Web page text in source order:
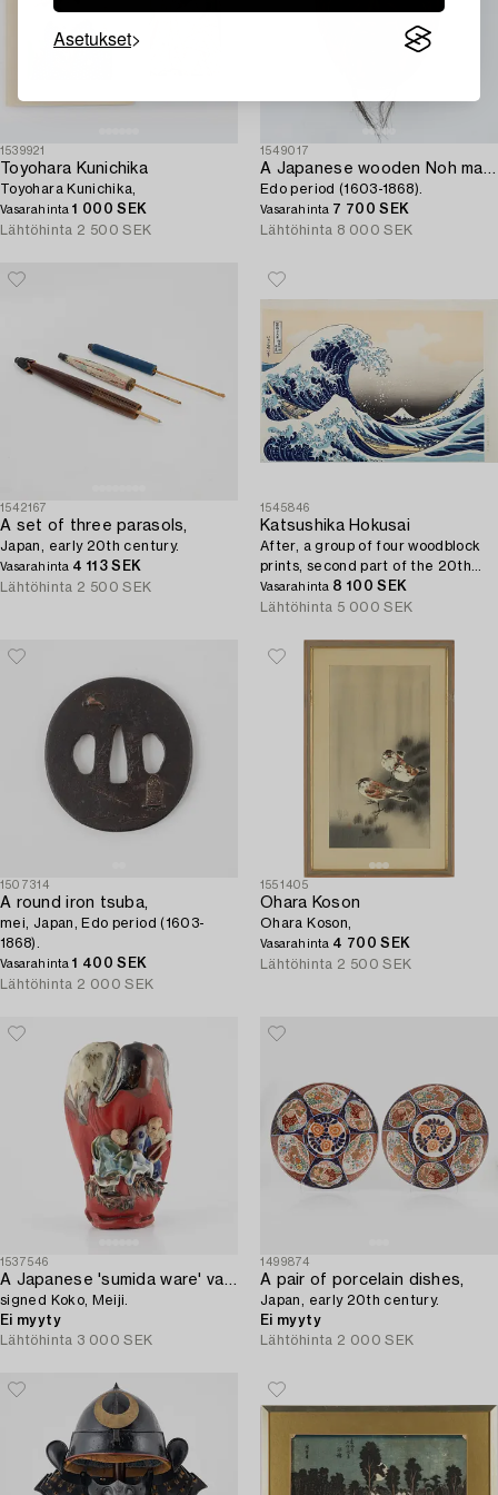
Asetukset
1539921
Toyohara Kunichika
Toyohara Kunichika,
Vasarahinta1 000 SEK
Lähtöhinta 2 500 SEK
1549017
Edo period (1603-1868).
Vasarahinta 7 700 SEK
Lähtöhinta 8 000 SEK
1542167
A set of three parasols,
Japan, early 20th century.
Vasarahinta 4 113 SEK
Lähtöhinta 2 500 SEK
1545846
Katsushika Hokusai
After, a group of four woodblock
prints, second part of the 20th
century.
Vasarahinta 8 100 SEK
Lähtöhinta 5 000 SEK
1507314
A round iron tsuba,
mei, Japan, Edo period (1603-
1868).
Vasarahinta1 400 SEK
Lähtöhinta 2 000 SEK
1551405
Ohara Koson
Ohara Koson,
Vasarahinta 4 700 SEK
Lähtöhinta 2 500 SEK
1537546
signed Koko, Meiji.
Ei myyty
Lähtöhinta 3 000 SEK
1499874
A pair of porcelain dishes,
Japan, early 20th century.
Ei myyty
Lähtöhinta 2 000 SEK